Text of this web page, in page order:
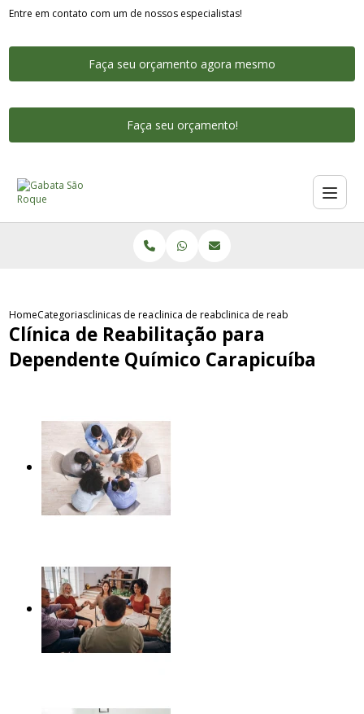
Entre em contato com um de nossos especialistas!
Faça seu orçamento agora mesmo
Faça seu orçamento!
HomeCategoriasclinicas de reabilitacao para dependentes quimicos
clinica de reabilitacao para dependente
clinica de reabilitacao para
Clínica de Reabilitação para
Dependente Químico Carapicuíba